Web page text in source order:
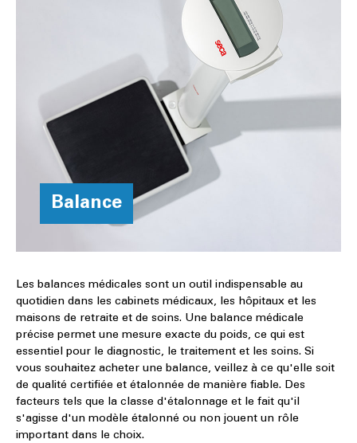
Balance
Les balances médicales sont un outil indispensable au
quotidien dans les cabinets médicaux, les hôpitaux et les
maisons de retraite et de soins. Une balance médicale
précise permet une mesure exacte du poids, ce qui est
essentiel pour le diagnostic, le traitement et les soins. Si
vous souhaitez acheter une balance, veillez à ce qu'elle soit
de qualité certifiée et étalonnée de manière fiable. Des
facteurs tels que la classe d'étalonnage et le fait qu'il
s'agisse d'un modèle étalonné ou non jouent un rôle
important dans le choix.